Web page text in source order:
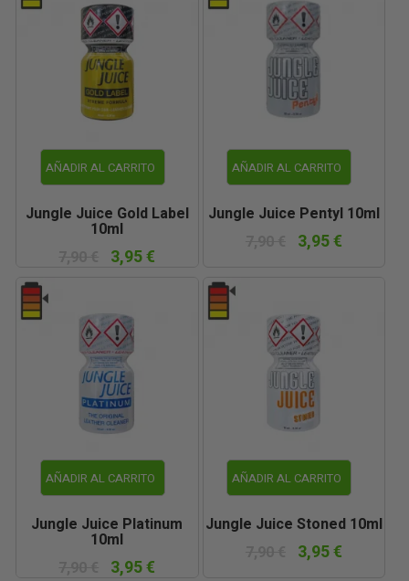
AÑADIR AL CARRITO
Jungle Juice Gold Label
10ml
3,95 €
AÑADIR AL CARRITO
Jungle Juice Pentyl 10ml
3,95 €
AÑADIR AL CARRITO
Jungle Juice Platinum
10ml
3,95 €
AÑADIR AL CARRITO
Jungle Juice Stoned 10ml
3,95 €